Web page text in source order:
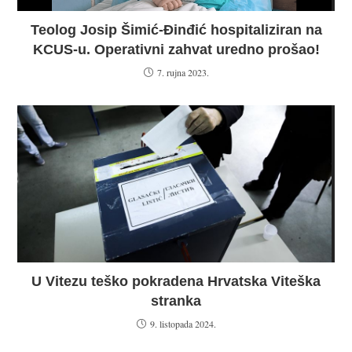
Teolog Josip Šimić-Đinđić hospitaliziran na
KCUS-u. Operativni zahvat uredno prošao!
7. rujna 2023.
U Vitezu teško pokradena Hrvatska Viteška
stranka
9. listopada 2024.